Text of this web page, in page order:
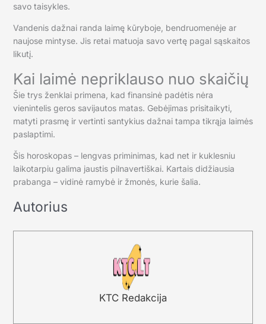
savo taisykles.
Vandenis dažnai randa laimę kūryboje, bendruomenėje ar
naujose mintyse. Jis retai matuoja savo vertę pagal sąskaitos
likutį.
Kai laimė nepriklauso nuo skaičių
Šie trys ženklai primena, kad finansinė padėtis nėra
vienintelis geros savijautos matas. Gebėjimas prisitaikyti,
matyti prasmę ir vertinti santykius dažnai tampa tikrąja laimės
paslaptimi.
Šis horoskopas – lengvas priminimas, kad net ir kuklesniu
laikotarpiu galima jaustis pilnavertiškai. Kartais didžiausia
prabanga – vidinė ramybė ir žmonės, kurie šalia.
Autorius
KTC Redakcija